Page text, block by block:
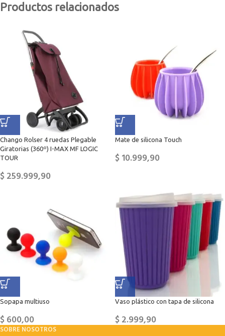
Productos relacionados
Chango Rolser 4 ruedas Plegable
Giratorias (360º) I-MAX MF LOGIC
TOUR
$259.999,90
Mate de silicona Touch
$10.999,90
Sopapa multiuso
$600,00
Vaso plástico con tapa de silicona
$2.999,90
SOBRE NOSOTROS